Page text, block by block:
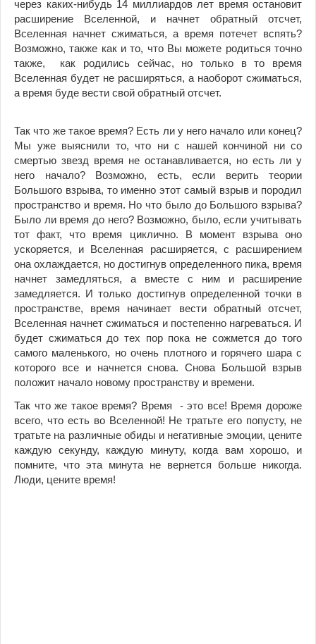
через каких-нибудь 14 миллиардов лет время остановит
расширение Вселенной, и начнет обратный отсчет,
Вселенная начнет сжиматься, а время потечет вспять?
Возможно, также как и то, что Вы можете родиться точно
также, как родились сейчас, но только в то время
Вселенная будет не расширяться, а наоборот сжиматься,
а время буде вести свой обратный отсчет.
Так что же такое время? Есть ли у него начало или конец?
Мы уже выяснили то, что ни с нашей кончиной ни со
смертью звезд время не останавливается, но есть ли у
него начало? Возможно, есть, если верить теории
Большого взрыва, то именно этот самый взрыв и породил
пространство и время. Но что было до Большого взрыва?
Было ли время до него? Возможно, было, если учитывать
тот факт, что время циклично. В момент взрыва оно
ускоряется, и Вселенная расширяется, с расширением
она охлаждается, но достигнув определенного пика, время
начнет замедляться, а вместе с ним и расширение
замедляется. И только достигнув определенной точки в
пространстве, время начинает вести обратный отсчет,
Вселенная начнет сжиматься и постепенно нагреваться. И
будет сжиматься до тех пор пока не сожмется до того
самого маленького, но очень плотного и горячего шара с
которого все и начнется снова. Снова Большой взрыв
положит начало новому пространству и времени.
Так что же такое время? Время - это все! Время дороже
всего, что есть во Вселенной! Не тратьте его попусту, не
тратьте на различные обиды и негативные эмоции, цените
каждую секунду, каждую минуту, когда вам хорошо, и
помните, что эта минута не вернется больше никогда.
Люди, цените время!